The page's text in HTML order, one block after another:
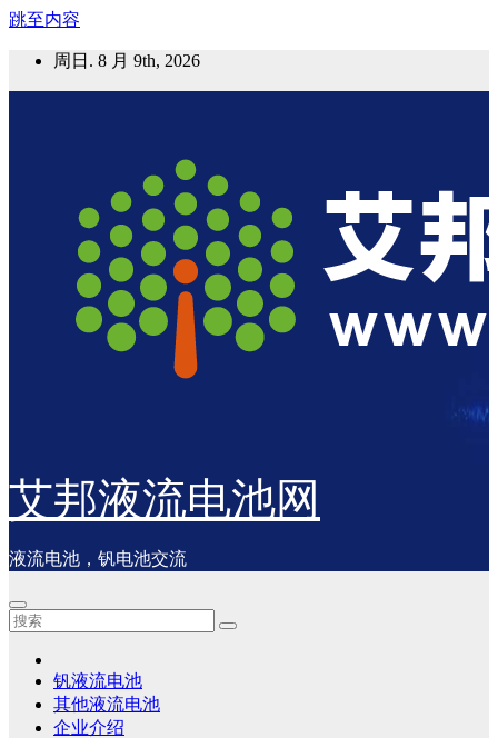
跳至内容
周日. 8 月 9th, 2026
艾邦液流电池网
液流电池，钒电池交流
钒液流电池
其他液流电池
企业介绍